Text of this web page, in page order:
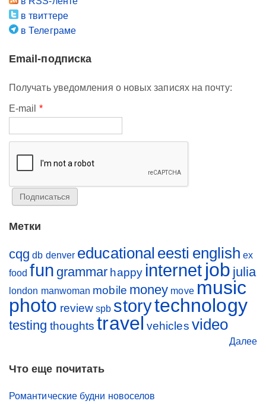
в твиттере
в Телеграме
Email-подписка
Получать уведомления о новых записях на почту:
E-mail *
Метки
cqg db denver educational eesti english ex
food fun grammar happy internet job julia
london manwoman mobile money move music
photo review spb storytechnology
testing thoughts travel vehicles video
Далее
Что еще почитать
Романтические будни новоселов